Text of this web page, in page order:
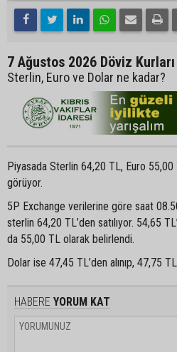
7 Ağustos 2026 Döviz Kurları
Sterlin, Euro ve Dolar ne kadar?
Piyasada Sterlin 64,20 TL, Euro
görüyor.
5P Exchange verilerine göre saat
sterlin 64,20 TL’den satılıyor. 54,65
da 55,00 TL olarak belirlendi.
Dolar ise 47,45 TL’den alınıp, 47,75
HABERE YORUM KAT